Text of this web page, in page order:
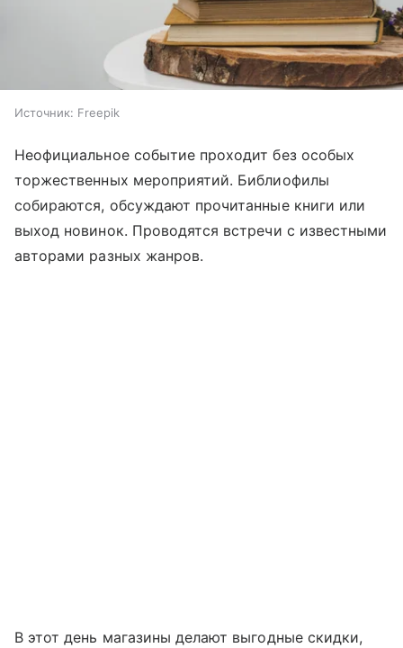
Источник: Freepik
Неофициальное событие проходит без особых
торжественных мероприятий. Библиофилы
собираются, обсуждают прочитанные книги или
выход новинок. Проводятся встречи с известными
авторами разных жанров.
В этот день магазины делают выгодные скидки,